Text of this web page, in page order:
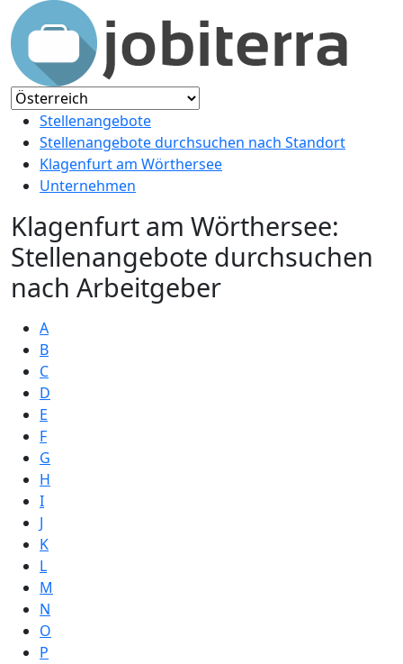
Stellenangebote
Stellenangebote durchsuchen nach Standort
Klagenfurt am Wörthersee
Unternehmen
Klagenfurt am Wörthersee:
Stellenangebote durchsuchen
nach Arbeitgeber
A
B
C
D
E
F
G
H
I
J
K
L
M
N
O
P